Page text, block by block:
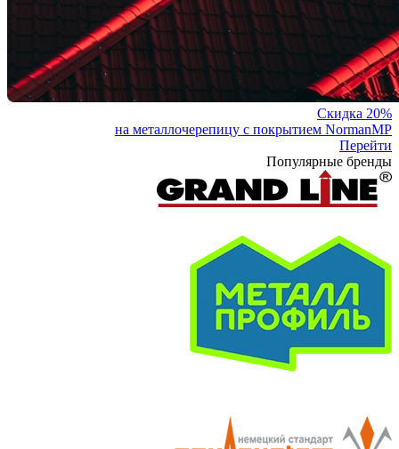
Скидка 20%
на металлочерепицу с покрытием NormanMP
Перейти
Популярные бренды